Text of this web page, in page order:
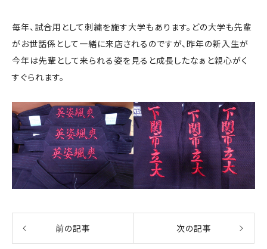
毎年、試合用として刺繍を施す大学もあります。どの大学も先輩
がお世話係として一緒に来店されるのですが、昨年の新入生が
今年は先輩として来られる姿を見ると成長したなぁと親心がく
すぐられます。
前の記事 次の記事